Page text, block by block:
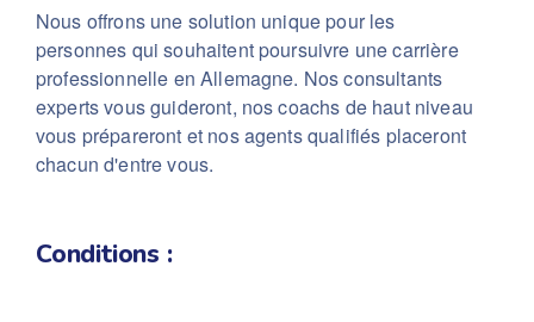
Nous offrons une solution unique pour les
personnes qui souhaitent poursuivre une carrière
professionnelle en Allemagne. Nos consultants
experts vous guideront, nos coachs de haut niveau
vous prépareront et nos agents qualifiés placeront
chacun d'entre vous.
Conditions :